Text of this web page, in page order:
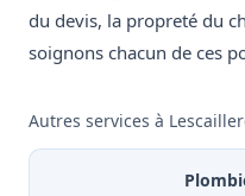
du devis, la propreté du
soignons chacun de ces
Autres services à